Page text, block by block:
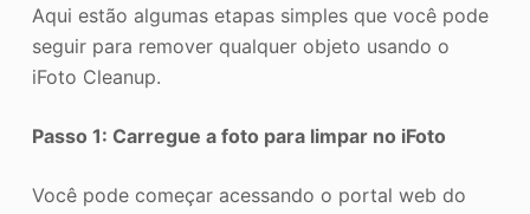
Aqui estão algumas etapas simples que você pode
seguir para remover qualquer objeto usando o
iFoto Cleanup.
Passo 1: Carregue a foto para limpar no iFoto
Você pode começar acessando o portal web do